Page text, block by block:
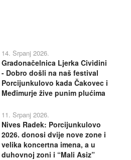
14. Srpanj 2026.
Gradonačelnica Ljerka Cividini
- Dobro došli na naš festival
Porcijunkulovo kada Čakovec i
Međimurje žive punim plućima
11. Srpanj 2026.
Nives Radek: Porcijunkulovo
2026. donosi dvije nove zone i
velika koncertna imena, a u
duhovnoj zoni i “Mali Asiz”